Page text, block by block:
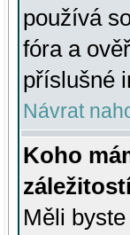
používá
fóra a
příslušné
Návrat
Koho
Měli